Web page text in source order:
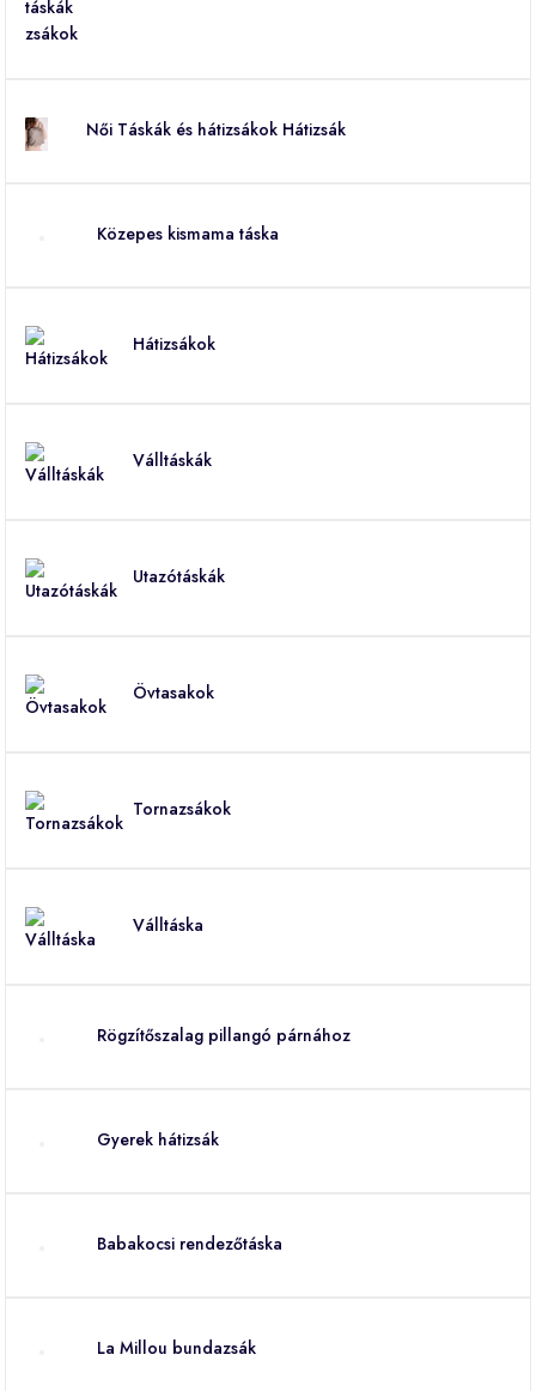
Női Táskák és hátizsákok Hátizsák
Közepes kismama táska
Hátizsákok
Válltáskák
Utazótáskák
Övtasakok
Tornazsákok
Válltáska
Rögzítőszalag pillangó párnához
Gyerek hátizsák
Babakocsi rendezőtáska
La Millou bundazsák